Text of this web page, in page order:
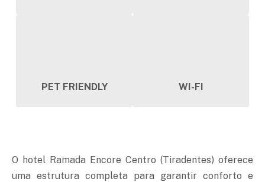
PET FRIENDLY WI-FI
O hotel Ramada Encore Centro (Tiradentes) oferece
uma estrutura completa para garantir conforto e